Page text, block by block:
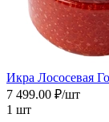
Икра Лососевая
7 499.00 ₽/шт
1 шт